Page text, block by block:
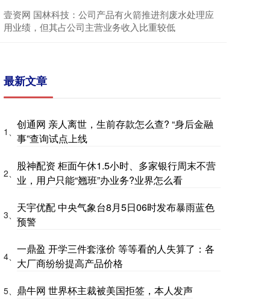
壹资网 国林科技：公司产品有火箭推进剂废水处理应
用业绩，但其占公司主营业务收入比重较低
最新文章
1、
创通网 亲人离世，生前存款怎么查? “身后金融
事”查询试点上线
2、
股神配资 柜面午休1.5小时、多家银行周末不营
业，用户只能“翘班”办业务?业界怎么看
3、
天宇优配 中央气象台8月5日06时发布暴雨蓝色
预警
4、
一鼎盈 开学三件套涨价 等等看的人失算了：各
大厂商纷纷提高产品价格
5、 鼎牛网 世界杯主裁被美国拒签，本人发声